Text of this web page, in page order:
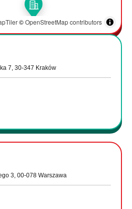
©OpenStreetMap contributors
7, 30-347 Kraków
3, 00-078 Warszawa